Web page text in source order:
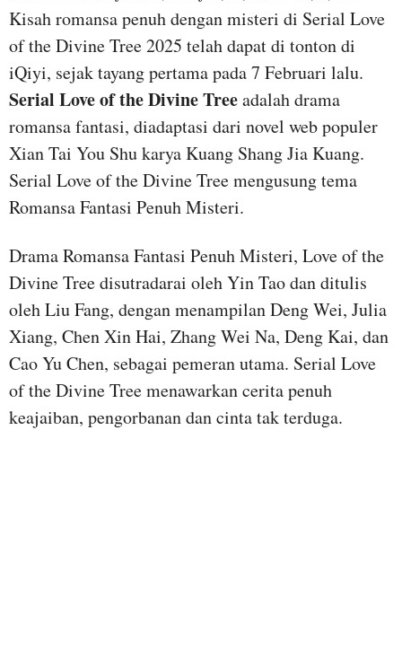
Kisah romansa penuh dengan misteri di Serial Love
of the Divine Tree 2025 telah dapat di tonton di
iQiyi, sejak tayang pertama pada 7 Februari lalu.
Serial Love of the Divine Treeadalah drama
romansa fantasi, diadaptasi dari novel web populer
Xian Tai You Shu karya Kuang Shang Jia Kuang.
Serial Love of the Divine Tree mengusung tema
Romansa Fantasi Penuh Misteri.
Drama Romansa Fantasi Penuh Misteri, Love of the
Divine Tree disutradarai oleh Yin Tao dan ditulis
oleh Liu Fang, dengan menampilan Deng Wei, Julia
Xiang, Chen Xin Hai, Zhang Wei Na, Deng Kai, dan
Cao Yu Chen, sebagai pemeran utama. Serial Love
of the Divine Tree menawarkan cerita penuh
keajaiban, pengorbanan dan cinta tak terduga.